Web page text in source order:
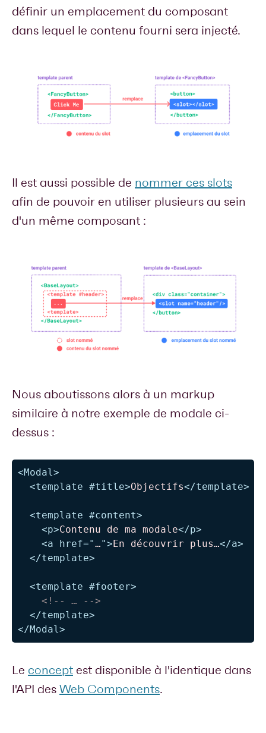
définir un emplacement du composant
dans lequel le contenu fourni sera injecté.
Il est aussi possible de nommer ces slots
afin de pouvoir en utiliser plusieurs au sein
d'un même composant :
Nous aboutissons alors à un markup
similaire à notre exemple de modale ci-
dessus :
<Modal>
<template #title>Objectifs</template>
<template #content>
<p>Contenu de ma modale</p>
<a href="…">En découvrir plus…</a>
</template>
<template #footer>
<!-- … -->
</template>
</Modal>
Le concept est disponible à l'identique dans
l'API des Web Components.